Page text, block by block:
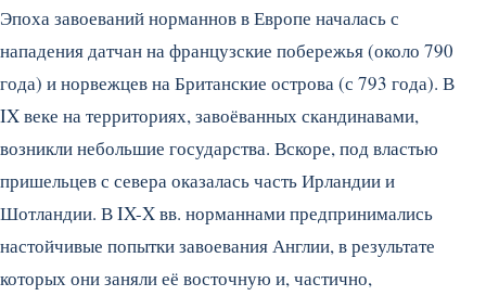
Эпоха завоеваний норманнов в Европе началась с
нападения датчан на французские побережья (около 790
года) и норвежцев на Британские острова (с 793 года). В
IX веке на территориях, завоёванных скандинавами,
возникли небольшие государства. Вскоре, под властью
пришельцев с севера оказалась часть Ирландии и
Шотландии. В IX-X вв. норманнами предпринимались
настойчивые попытки завоевания Англии, в результате
которых они заняли её восточную и, частично,